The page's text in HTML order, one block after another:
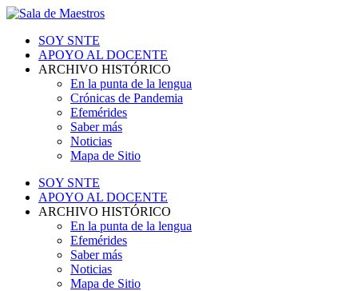
SOY SNTE
APOYO AL DOCENTE
ARCHIVO HISTÓRICO
En la punta de la lengua
Crónicas de Pandemia
Efemérides
Saber más
Noticias
Mapa de Sitio
SOY SNTE
APOYO AL DOCENTE
ARCHIVO HISTÓRICO
En la punta de la lengua
Efemérides
Saber más
Noticias
Mapa de Sitio